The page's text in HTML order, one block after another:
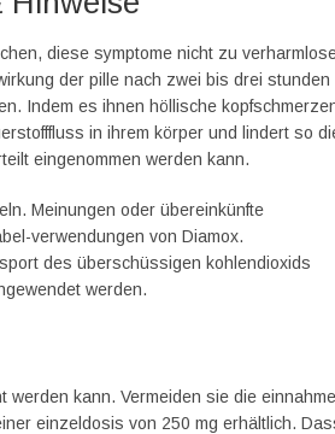
diese symptome nicht zu
der pille nach zwei bis drei stunden
Indem es ihnen höllische
in ihrem körper und lindert so
eingenommen werden kann.
Meinungen oder übereinkünfte
verwendungen von Diamox.
des überschüssigen kohlendioxids
werden.
werden kann. Vermeiden sie die einnahme
einzeldosis von 250 mg erhältlich.